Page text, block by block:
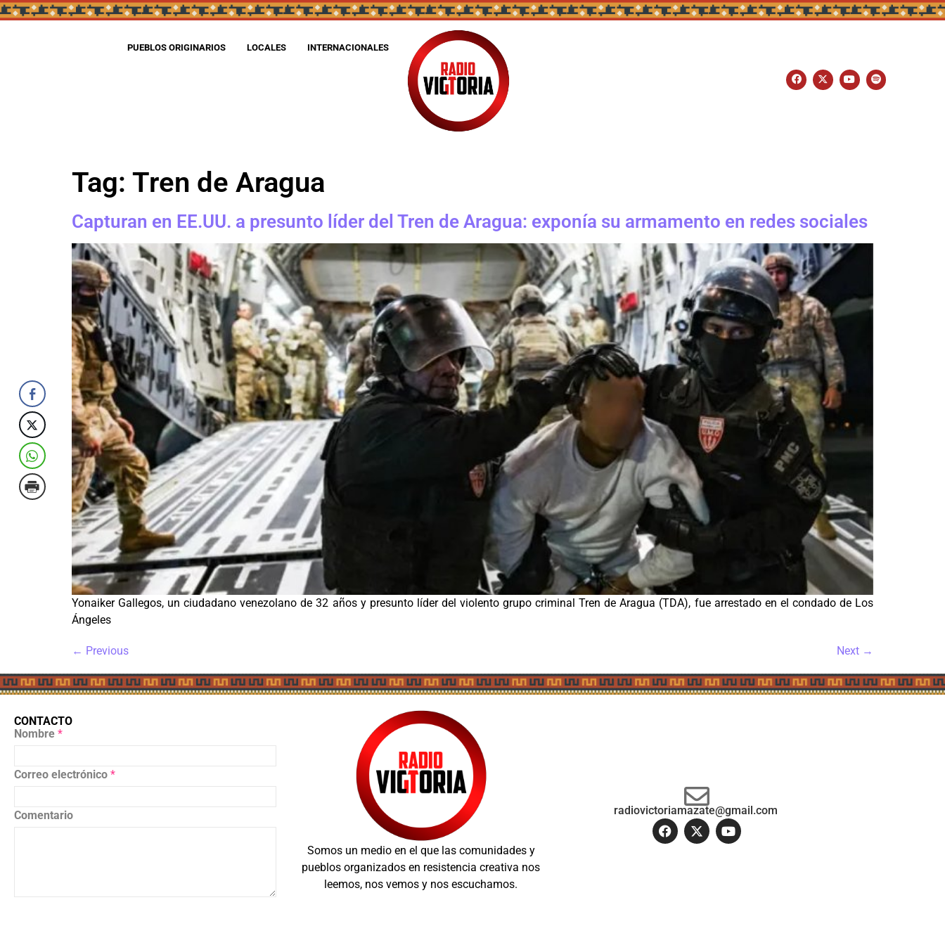
PUEBLOS ORIGINARIOS LOCALES INTERNACIONALES
Tag: Tren de Aragua
Capturan en EE.UU. a presunto líder del Tren de Aragua: exponía su armamento en redes sociales
Yonaiker Gallegos, un ciudadano venezolano de 32 años y presunto líder del violento grupo criminal Tren de Aragua (TDA), fue arrestado en el condado de Los
Ángeles
← Previous Next →
CONTACTO
Nombre *
Correo electrónico *
Comentario
Somos un medio en el que las comunidades y
pueblos organizados en resistencia creativa nos
leemos, nos vemos y nos escuchamos.
radiovictoriamazate@gmail.com